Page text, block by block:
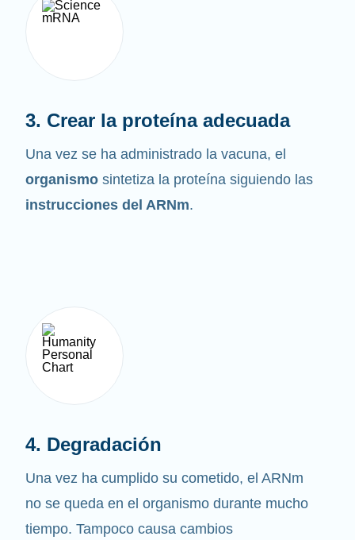
3. Crear la proteína adecuada
Una vez se ha administrado la vacuna, el
organismo sintetiza la proteína siguiendo las
instrucciones del ARNm.
4. Degradación
Una vez ha cumplido su cometido, el ARNm
no se queda en el organismo durante mucho
tiempo. Tampoco causa cambios